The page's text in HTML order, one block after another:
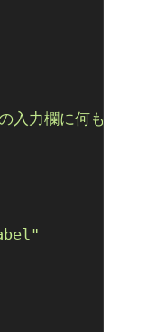
力欄に何も入力